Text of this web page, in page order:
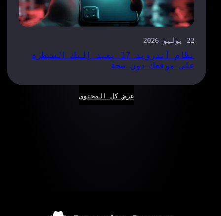
22 يوليو 2026
نظام أندرويد 17 يعيد إليك السيطرة
على موقعك دون ضجة
عرض كل المحتوى